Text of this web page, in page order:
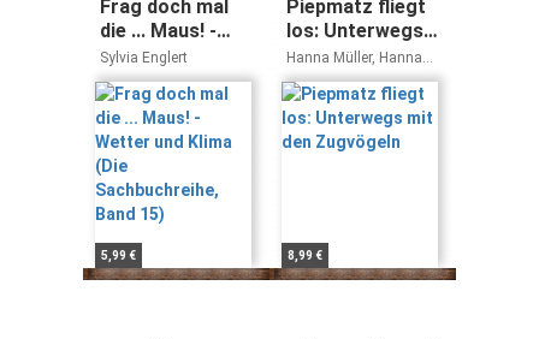
Frag doch mal
die ... Maus! -
Wetter und
Klima (Die
Sachbuchreihe,
Band 15)
Sylvia Englert
5,99 €
Piepmatz fliegt
los: Unterwegs
mit den
Zugvögeln
Hanna Müller, Hannah
Stollmayer, Carla
Swiderski
8,99 €